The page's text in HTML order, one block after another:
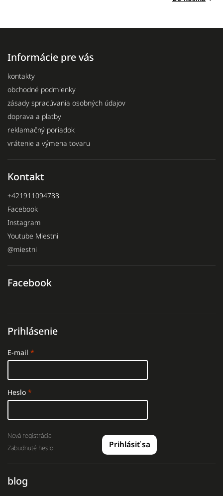
Informácie pre vás
kontakty
obchodné podmienky
zásady spracúvania osobných údajov
doprava a platby
reklamačný poriadok
vrátenie a výmena tovaru
Kontakt
+421911094788
Facebook
Instagram
Youtube Miestni
@miestni
Facebook
Prihlásenie
E-mail
Heslo
Prihlásiť sa
Nová registrácia
Zabudnuté heslo
blog